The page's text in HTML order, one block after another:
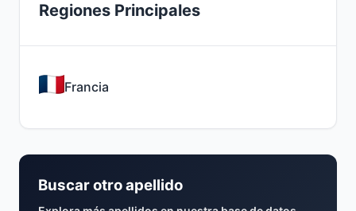
Regiones Principales
Francia
Buscar otro apellido